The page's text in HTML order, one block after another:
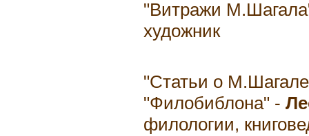
"Витражи
художник
"Статьи о
"Филобиблона" -
филологии,